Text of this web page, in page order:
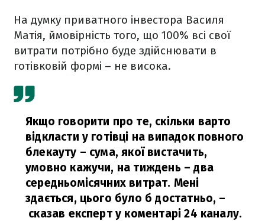
На думку приватного інвестора Василя
Матія, ймовірність того, що 100% всі свої
витрати потрібно буде здійснювати в
готівковій формі – не висока.
Якщо говорити про те, скільки варто
відкласти у готівці на випадок повного
блекауту – сума, якої вистачить,
умовно кажучи, на тиждень – два
середньомісячних витрат. Мені
здається, цього було б достатньо, –
сказав експерт у коментарі 24 каналу.